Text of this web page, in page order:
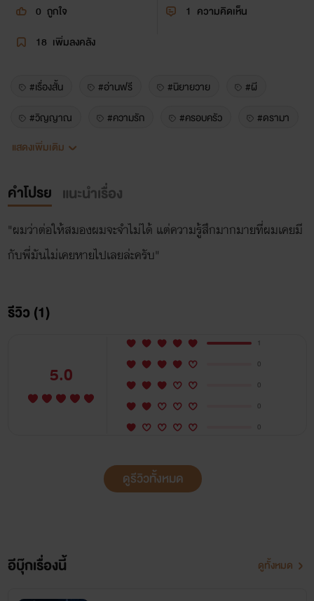
0 ถูกใจ 1 ความคิดเห็น
18 เพิ่มลงคลัง
#เรื่องสั้น #อ่านฟรี #นิยายวาย
#ผี
#วิญญาณ
#ความรัก #ครอบครัว
#ดรามา
#โรแมนติก
แสดงเพิ่มเติม
คำโปรย แนะนำเรื่อง
"ผมว่าต่อให้สมองผมจะจำไม่ได้ แต่ความรู้สึกมากมายที่ผมเคยมี
กับพี่มันไม่เคยหายไปเลยล่ะครับ"
รีวิว (1)
5.0
1
0
0
0
0
ดูรีวิวทั้งหมด
อีบุ๊กเรื่องนี้ ดูทั้งหมด